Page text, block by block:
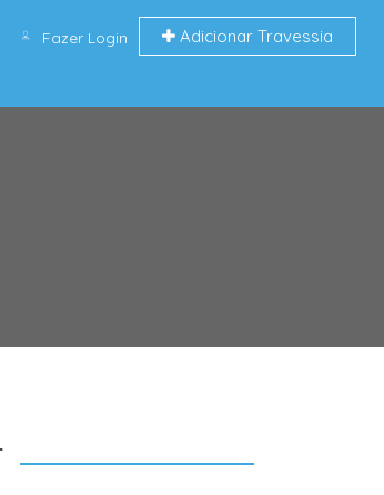
Fazer Login Adicionar Travessia